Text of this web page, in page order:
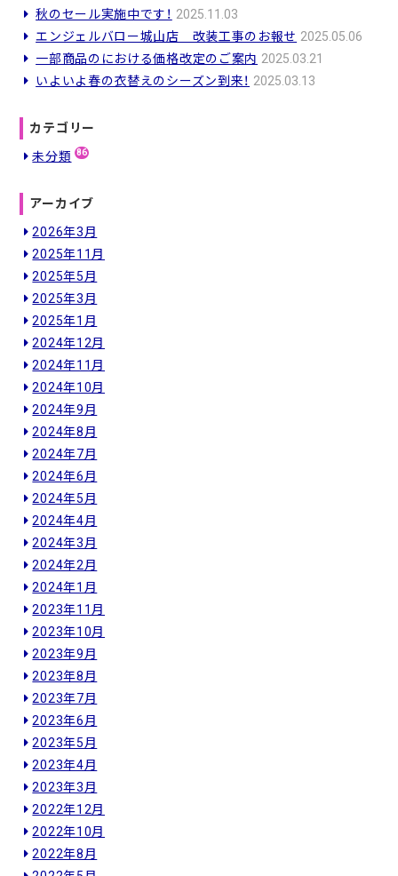
シ
ョ
ン
秋のセール実施中です！ 2025.11.03
エンジェルバロー城山店 改装工事のお報せ 2025.05.06
一部商品のにおける価格改定のご案内 2025.03.21
いよいよ春の衣替えのシーズン到来！ 2025.03.13
カテゴリー
未分類 86
アーカイブ
2026年3月
2025年11月
2025年5月
2025年3月
2025年1月
2024年12月
2024年11月
2024年10月
2024年9月
2024年8月
2024年7月
2024年6月
2024年5月
2024年4月
2024年3月
2024年2月
2024年1月
2023年11月
2023年10月
2023年9月
2023年8月
2023年7月
2023年6月
2023年5月
2023年4月
2023年3月
2022年12月
2022年10月
2022年8月